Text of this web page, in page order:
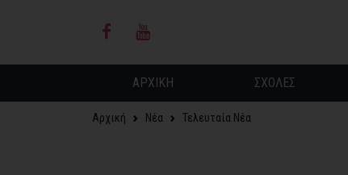
ΑΡΧΙΚΗ ΣΧΟΛΕΣ
Αρχική Νέα Τελευταία Νέα